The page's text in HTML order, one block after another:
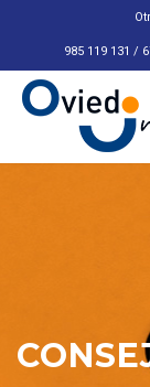
985 119 131 /